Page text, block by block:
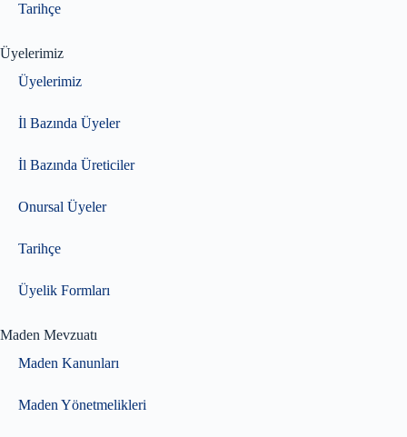
Tarihçe
Üyelerimiz
Üyelerimiz
İl Bazında Üyeler
İl Bazında Üreticiler
Onursal Üyeler
Tarihçe
Üyelik Formları
Maden Mevzuatı
Maden Kanunları
Maden Yönetmelikleri